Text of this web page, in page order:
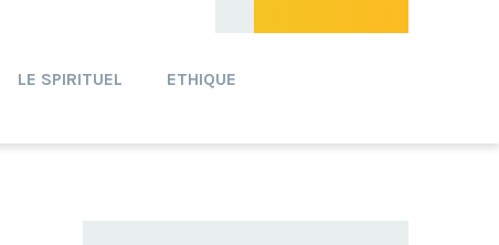
LE SPIRITUEL ETHIQUE